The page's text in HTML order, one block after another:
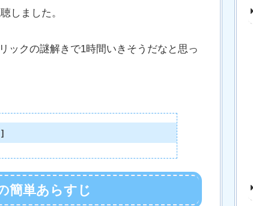
しました。
ックの謎解きで1時間いきそうだなと思っ
簡単あらすじ